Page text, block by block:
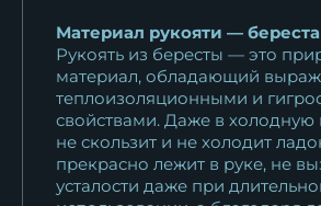
Материал рукояти — береста
Рукоять из бересты — это
материал, обладающий
теплоизоляционными и
свойствами. Даже в холодную
не скользит и не холодит
прекрасно лежит в руке, не
усталости даже при